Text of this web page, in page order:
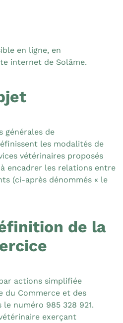
en ligne, en
internet de Solâme.
générales de
les modalités de
vétérinaires proposés
encadrer les relations entre
(ci-après dénommés « le
de la
actions simplifiée
du Commerce et des
numéro 985 328 921.
exerçant